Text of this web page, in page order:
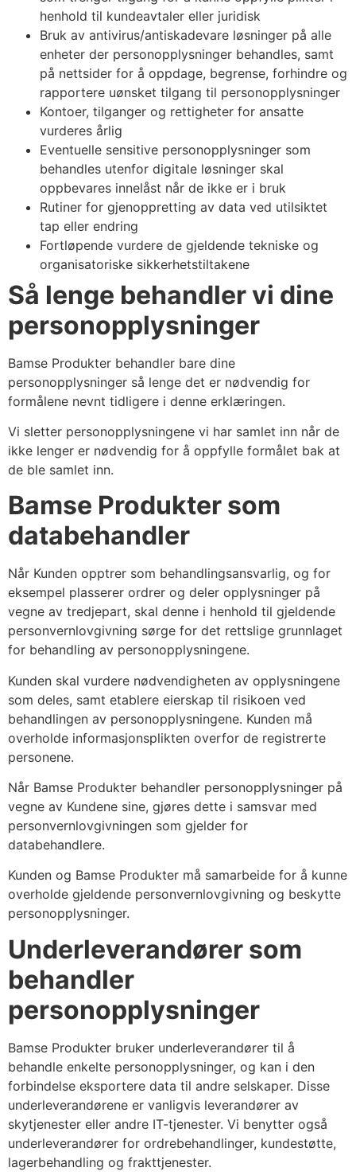
henhold til kundeavtaler eller juridisk
Bruk av antivirus/antiskadevare løsninger på alle
enheter der personopplysninger behandles, samt
på nettsider for å oppdage, begrense, forhindre og
rapportere uønsket tilgang til personopplysninger
Kontoer, tilganger og rettigheter for ansatte
vurderes årlig
Eventuelle sensitive personopplysninger som
behandles utenfor digitale løsninger skal
oppbevares innelåst når de ikke er i bruk
Rutiner for gjenoppretting av data ved utilsiktet
tap eller endring
Fortløpende vurdere de gjeldende tekniske og
organisatoriske sikkerhetstiltakene
Så lenge behandler vi dine
personopplysninger
Bamse Produkter behandler bare dine
personopplysninger så lenge det er nødvendig for
formålene nevnt tidligere i denne erklæringen.
Vi sletter personopplysningene vi har samlet inn når de
ikke lenger er nødvendig for å oppfylle formålet bak at
de ble samlet inn.
Bamse Produkter som
databehandler
Når Kunden opptrer som behandlingsansvarlig, og for
eksempel plasserer ordrer og deler opplysninger på
vegne av tredjepart, skal denne i henhold til gjeldende
personvernlovgivning sørge for det rettslige grunnlaget
for behandling av personopplysningene.
Kunden skal vurdere nødvendigheten av opplysningene
som deles, samt etablere eierskap til risikoen ved
behandlingen av personopplysningene. Kunden må
overholde informasjonsplikten overfor de registrerte
personene.
Når Bamse Produkter behandler personopplysninger på
vegne av Kundene sine, gjøres dette i samsvar med
personvernlovgivningen som gjelder for
databehandlere.
Kunden og Bamse Produkter må samarbeide for å kunne
overholde gjeldende personvernlovgivning og beskytte
personopplysninger.
Underleverandører som
behandler
personopplysninger
Bamse Produkter bruker underleverandører til å
behandle enkelte personopplysninger, og kan i den
forbindelse eksportere data til andre selskaper. Disse
underleverandørene er vanligvis leverandører av
skytjenester eller andre IT-tjenester. Vi benytter også
underleverandører for ordrebehandlinger, kundestøtte,
lagerbehandling og frakttjenester.